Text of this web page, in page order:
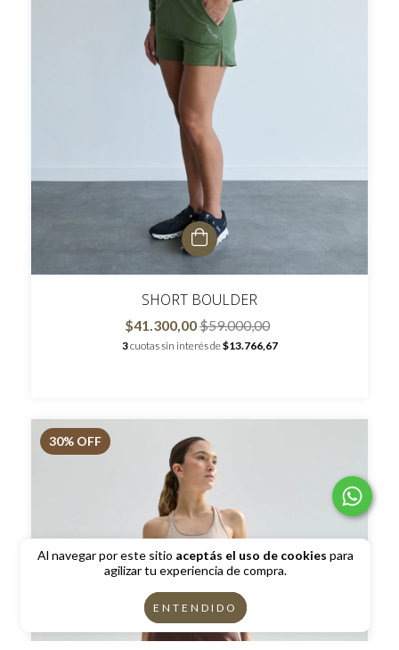
Al navegar por este sitio aceptás el uso de cookies para
agilizar tu experiencia de compra.
ENTENDIDO
SHORT BOULDER
$41.300,00$59.000,00
3cuotas sin interés de$13.766,67
30% OFF